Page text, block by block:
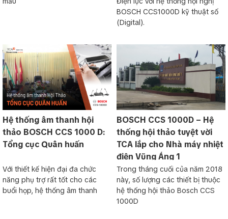
BOSCH CCS1000D kỹ thuật số
(Digital).
Hệ thống âm thanh hội
thảo BOSCH CCS 1000 D:
Tổng cục Quân huấn
Với thiết kế hiện đại đa chức
năng phụ trợ rất tốt cho các
buổi họp, hệ thống âm thanh
BOSCH CCS 1000D – Hệ
thống hội thảo tuyệt vời
TCA lắp cho Nhà máy nhiệt
điện Vũng Áng 1
Trong tháng cuối của năm 2018
này, số lượng các thiết bị thuộc
hệ thống hội thảo Bosch CCS
1000D